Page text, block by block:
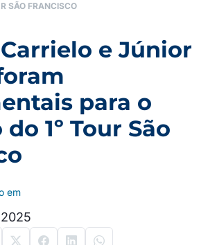
SÃO FRANCISCO
e Júnior
para o
1º Tour São
em
2025